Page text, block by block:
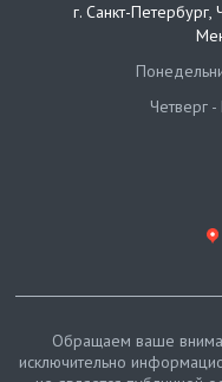
г. Санкт-Петербург,
Четверг
Обращаем ваше
исключительно